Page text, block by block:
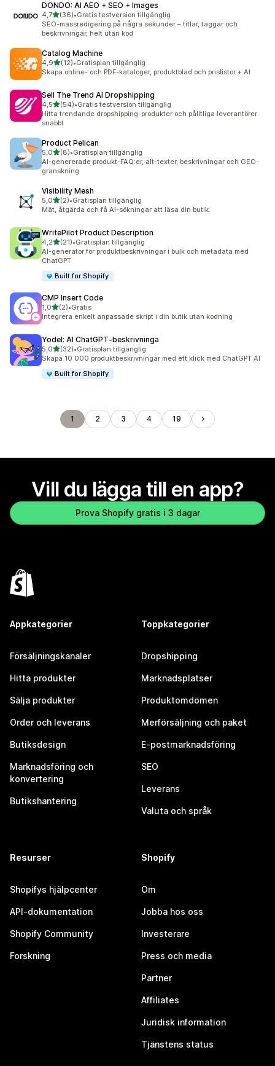
DONDO: AI AEO + SEO + Images
4,7av 5 stjärnor
(36)
36 recensioner totalt
•Gratis testversion tillgänglig
SEO-massredigering på några sekunder – titlar, taggar och
beskrivningar, helt utan kod
Catalog Machine
4,9av 5 stjärnor
(12)
12 recensioner totalt
•Gratisplan tillgänglig
Skapa online- och PDF-kataloger, produktblad och prislistor + AI
Sell The Trend AI Dropshipping
4,5av 5 stjärnor
(54)
54 recensioner totalt
•Gratis testversion tillgänglig
Hitta trendande dropshipping-produkter och pålitliga leverantörer
snabbt
Product Pelican
5,0av 5 stjärnor
(8)
8 recensioner totalt
•Gratisplan tillgänglig
AI-genererade produkt-FAQ:er, alt-texter, beskrivningar och GEO-
granskning
Visibility Mesh
5,0av 5 stjärnor
(2)
2 recensioner totalt
•Gratisplan tillgänglig
Mät, åtgärda och få AI-sökningar att läsa din butik.
WritePilot Product Description
4,2av 5 stjärnor
(21)
21 recensioner totalt
•Gratisplan tillgänglig
AI-generator för produktbeskrivningar i bulk och metadata med
ChatGPT
Built for Shopify
CMP Insert Code
1,0av 5 stjärnor
(2)
2 recensioner totalt
•Gratis
Integrera enkelt anpassade skript i din butik utan kodning
Yodel: AI ChatGPT‑beskrivninga
5,0av 5 stjärnor
(32)
32 recensioner totalt
•Gratisplan tillgänglig
Skapa 10 000 produktbeskrivningar med ett klick med ChatGPT AI
Built for Shopify
1 2 3 4 19
Vill du lägga till en app?
Prova Shopify gratis i 3 dagar
Appkategorier
Försäljningskanaler
Hitta produkter
Sälja produkter
Order och leverans
Butiksdesign
Marknadsföring och
konvertering
Butikshantering
Toppkategorier
Dropshipping
Marknadsplatser
Produktomdömen
Merförsäljning och paket
E-postmarknadsföring
SEO
Leverans
Valuta och språk
Resurser
Shopifys hjälpcenter
API-dokumentation
Shopify Community
Forskning
Shopify
Om
Jobba hos oss
Investerare
Press och media
Partner
Affiliates
Juridisk information
Tjänstens status